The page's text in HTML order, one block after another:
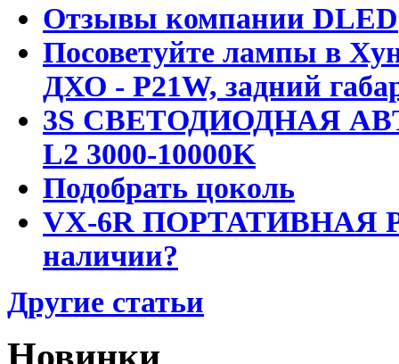
Отзывы компании DLED
Посоветуйте лампы в
ДХО - P21W, задний
3S СВЕТОДИОДНАЯ
L2 3000-10000K
Подобрать цоколь
VX-6R ПОРТАТИВНАЯ
наличии?
Другие статьи